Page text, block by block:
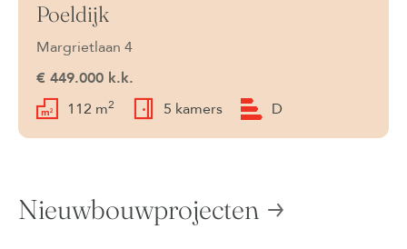
Onder bod
Poeldijk
Margrietlaan 4
€ 449.000 k.k.
112 m2 5 kamers D
Nieuwbouwprojecten